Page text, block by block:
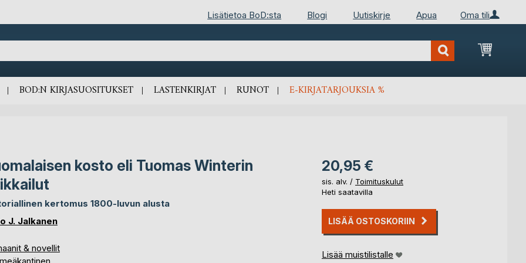
Oma tili
Lisätietoa BoD:sta Blogi Uutiskirje Apua
BOD:N KIRJASUOSITUKSET LASTENKIRJAT RUNOT E-KIRJATARJOUKSIA %
kosto eli Tuomas Winterin
kertomus 1800-luvun alusta
J. Jalkanen
& novellit
20,95 €
sis. alv. / Toimituskulut
Heti saatavilla
LISÄÄ OSTOSKORIIN
Lisää muistilistalle